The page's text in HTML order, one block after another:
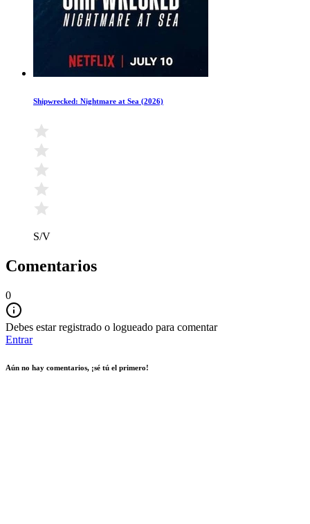
Shipwrecked: Nightmare at Sea (2026)
S/V
Comentarios
0
Debes estar registrado o logueado para comentar
Entrar
Aún no hay comentarios, ¡sé tú el primero!